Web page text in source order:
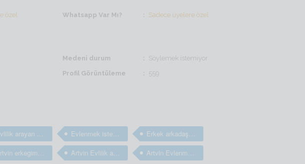
özel Whatsapp Var Mı? Sadece üyelere özel
Medeni durum
Söylemek istemiyor
Profil Görüntüleme 559
Evlilik arayan bay ve erkekler Evlenmek isteyen bay ve erkekler Erkek arkadaş bulma sitesi
Artvin erkegim sevgili arıyorum Artvin Evlilik arayan bay ve erkekler Artvin Evlenmek isteyen bay ve erkekler